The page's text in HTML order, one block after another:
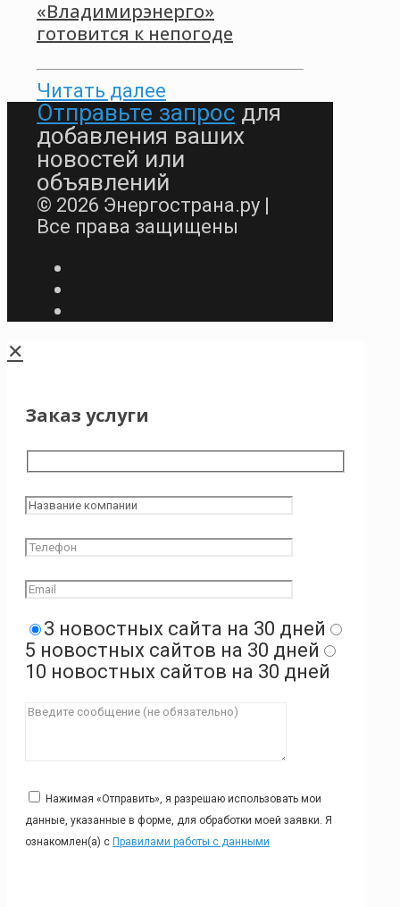
«Владимирэнерго»
готовится к непогоде
Читать далее
Отправьте запрос для
добавления ваших
новостей или
объявлений
© 2026 Энергострана.ру |
Все права защищены
✕
Заказ услуги
3 новостных сайта на 30 дней
5 новостных сайтов на 30 дней
10 новостных сайтов на 30 дней
Нажимая «Отправить», я разрешаю использовать мои
данные, указанные в форме, для обработки моей заявки. Я
ознакомлен(а) с Правилами работы с данными